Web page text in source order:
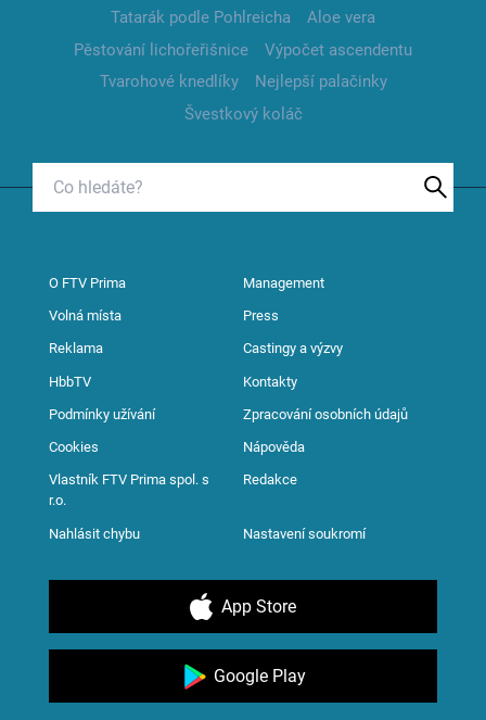
Tatarák podle Pohlreicha
Aloe vera
Pěstování lichořeřišnice
Výpočet ascendentu
Tvarohové knedlíky
Nejlepší palačinky
Švestkový koláč
O FTV Prima Management
Volná místa Press
Reklama Castingy a výzvy
HbbTV Kontakty
Podmínky užívání Zpracování osobních údajů
Cookies Nápověda
Vlastník FTV Prima spol. s
r.o.
Redakce
Nahlásit chybu Nastavení soukromí
App Store
Google Play